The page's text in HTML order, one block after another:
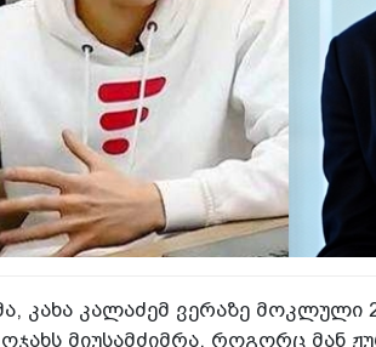
კახა კალაძემ ვერაზე მოკლული
მიუსამძიმრა. როგორც მან